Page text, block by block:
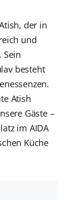
der in
und
Sein
besteht
Atish
Gäste –
im AIDA
Küche